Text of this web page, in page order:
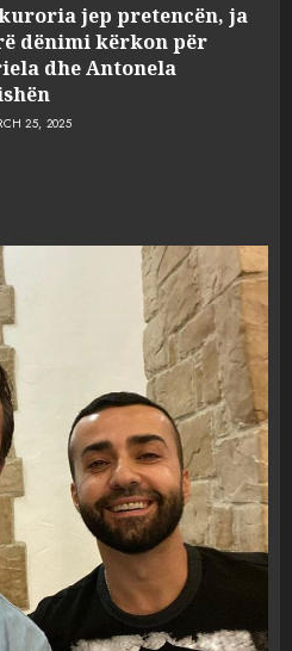
jep pretencën, ja
dënimi kërkon për
dhe Antonela
25, 2025